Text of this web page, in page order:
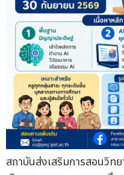
สถาบันส่งเสริมการสอนวิท